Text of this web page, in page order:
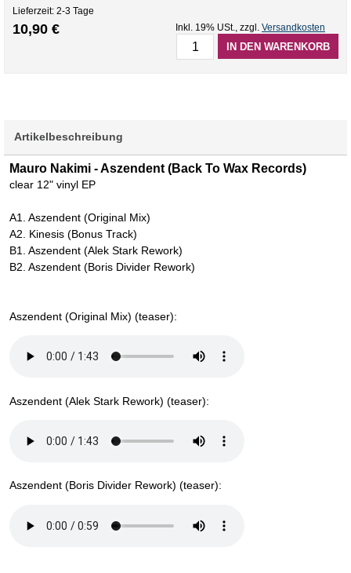
Lieferzeit: 2-3 Tage
10,90 € Inkl. 19% USt., zzgl. Versandkosten
IN DEN WARENKORB
Artikelbeschreibung
Mauro Nakimi - Aszendent (Back To Wax Records)
clear 12" vinyl EP
A1. Aszendent (Original Mix)
A2. Kinesis (Bonus Track)
B1. Aszendent (Alek Stark Rework)
B2. Aszendent (Boris Divider Rework)
Aszendent (Original Mix) (teaser):
Aszendent (Alek Stark Rework) (teaser):
Aszendent (Boris Divider Rework) (teaser):